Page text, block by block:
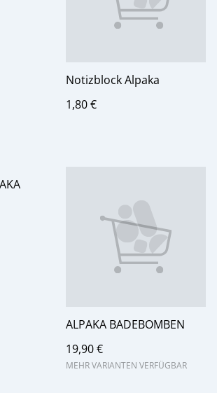
Notizblock Alpaka
1,80 €
ALPAKA BADEBOMBEN
19,90 €
MEHR VARIANTEN VERFÜGBAR